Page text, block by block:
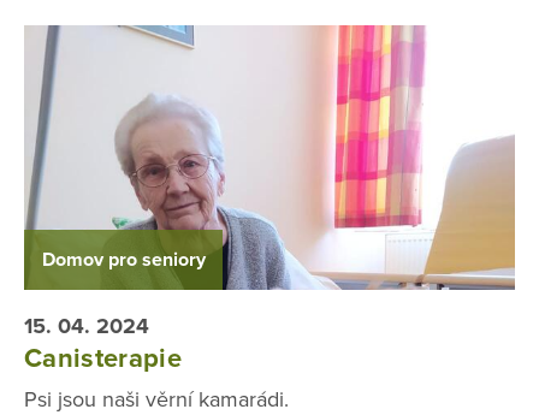
Domov pro seniory
15. 04. 2024
Canisterapie
Psi jsou naši věrní kamarádi.